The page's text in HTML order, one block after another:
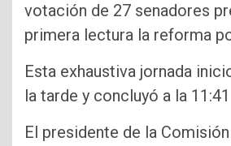
votación de 27 senadores
primera lectura la reforma
Esta exhaustiva jornada
la tarde y concluyó a la
El presidente de la